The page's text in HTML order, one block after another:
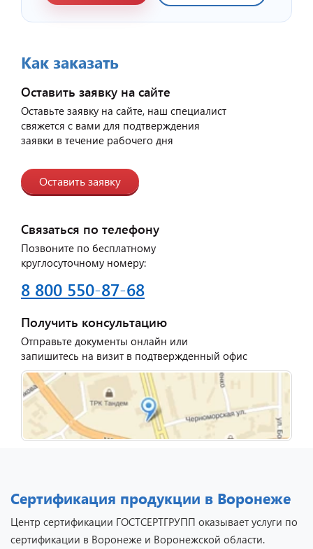
Как заказать
Оставить заявку на сайте
Оставьте заявку на сайте, наш специалист
свяжется с вами для подтверждения
заявки в течение рабочего дня
Оставить заявку
Связаться по телефону
Позвоните по бесплатному
круглосуточному номеру:
8 800 550-87-68
Получить консультацию
Отправьте документы онлайн или
запишитесь на визит в подтвержденный офис
Сертификация продукции в Воронеже
Центр сертификации ГОСТСЕРТГРУПП оказывает услуги по
сертификации в Воронеже и Воронежской области.